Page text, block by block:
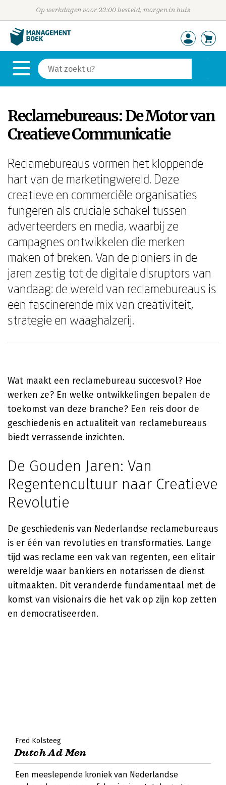
Op werkdagen voor 23:00 besteld, morgen in huis
Reclamebureaus: De Motor van
Creatieve Communicatie
Reclamebureaus vormen het kloppende
hart van de marketingwereld. Deze
creatieve en commerciële organisaties
fungeren als cruciale schakel tussen
adverteerders en media, waarbij ze
campagnes ontwikkelen die merken
maken of breken. Van de pioniers in de
jaren zestig tot de digitale disruptors van
vandaag: de wereld van reclamebureaus is
een fascinerende mix van creativiteit,
strategie en waaghalzerij.
Wat maakt een reclamebureau succesvol? Hoe
werken ze? En welke ontwikkelingen bepalen de
toekomst van deze branche? Een reis door de
geschiedenis en actualiteit van reclamebureaus
biedt verrassende inzichten.
De Gouden Jaren: Van
Regentencultuur naar Creatieve
Revolutie
De geschiedenis van Nederlandse reclamebureaus
is er één van revoluties en transformaties. Lange
tijd was reclame een vak van regenten, een elitair
wereldje waar bankiers en notarissen de dienst
uitmaakten. Dit veranderde fundamentaal met de
komst van visionairs die het vak op zijn kop zetten
en democratiseerden.
Fred Kolsteeg
Dutch Ad Men
Een meeslepende kroniek van Nederlandse